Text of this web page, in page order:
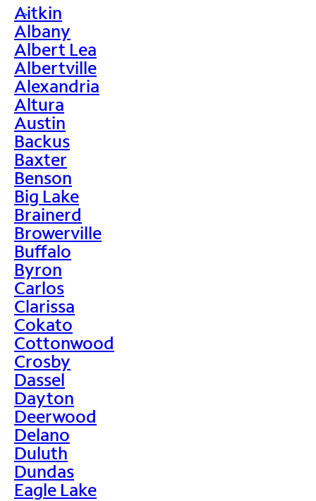
>
Aitkin
Albany
Albert Lea
Albertville
Alexandria
Altura
Austin
Backus
Baxter
Benson
Big Lake
Brainerd
Browerville
Buffalo
Byron
Carlos
Clarissa
Cokato
Cottonwood
Crosby
Dassel
Dayton
Deerwood
Delano
Duluth
Dundas
Eagle Lake